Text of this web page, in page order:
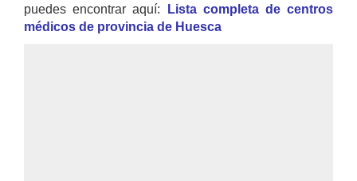
puedes encontrar aquí:
Lista completa de centros
médicos de provincia de Huesca